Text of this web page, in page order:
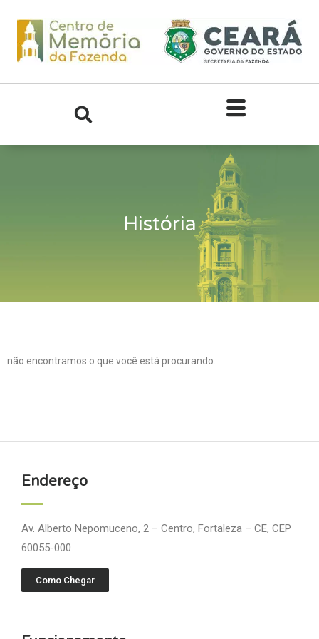
História
não encontramos o que você está procurando.
Endereço
Av. Alberto Nepomuceno, 2 – Centro, Fortaleza – CE, CEP
60055-000
Como Chegar